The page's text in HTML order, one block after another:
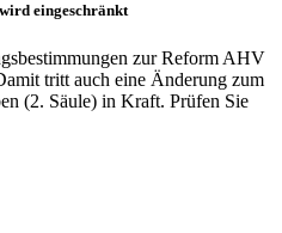
eingeschränkt
zur Reform AHV
tritt auch eine Änderung zum
(2. Säule) in Kraft. Prüfen Sie